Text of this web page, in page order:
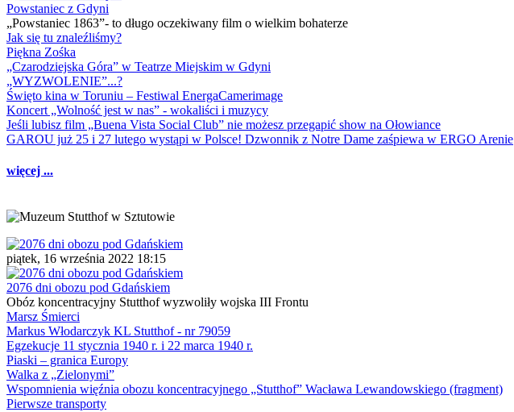
Powstaniec z Gdyni
„Powstaniec 1863”- to długo oczekiwany film o wielkim bohaterze
Jak się tu znaleźliśmy?
Piękna Zośka
„Czarodziejska Góra” w Teatrze Miejskim w Gdyni
„WYZWOLENIE”...?
Święto kina w Toruniu – Festiwal EnergaCamerimage
Koncert „Wolność jest w nas” - wokaliści i muzycy
Jeśli lubisz film „Buena Vista Social Club” nie możesz przegapić show na Ołowiance
GAROU już 25 i 27 lutego wystąpi w Polsce! Dzwonnik z Notre Dame zaśpiewa w ERGO Arenie
więcej ...
piątek, 16 września 2022 18:15
2076 dni obozu pod Gdańskiem
Obóz koncentracyjny Stutthof wyzwoliły wojska III Frontu
Marsz Śmierci
Markus Włodarczyk KL Stutthof - nr 79059
Egzekucje 11 stycznia 1940 r. i 22 marca 1940 r.
Piaski – granica Europy
Walka z „Zielonymi”
Wspomnienia więźnia obozu koncentracyjnego „Stutthof” Wacława Lewandowskiego (fragment)
Pierwsze transporty